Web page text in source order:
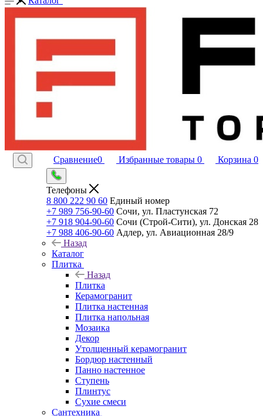
Сравнение0 Избранные товары 0 Корзина 0
Телефоны
8 800 222 90 60 Единый номер
+7 989 756-90-60 Сочи, ул. Пластунская 72
+7 918 904-90-60 Сочи (Строй-Сити), ул. Донская 28
+7 988 406-90-60 Адлер, ул. Авиационная 28/9
Назад
Каталог
Плитка
Назад
Плитка
Керамогранит
Плитка настенная
Плитка напольная
Мозаика
Декор
Утолщенный керамогранит
Бордюр настенный
Панно настенное
Ступень
Плинтус
Сухие смеси
Сантехника